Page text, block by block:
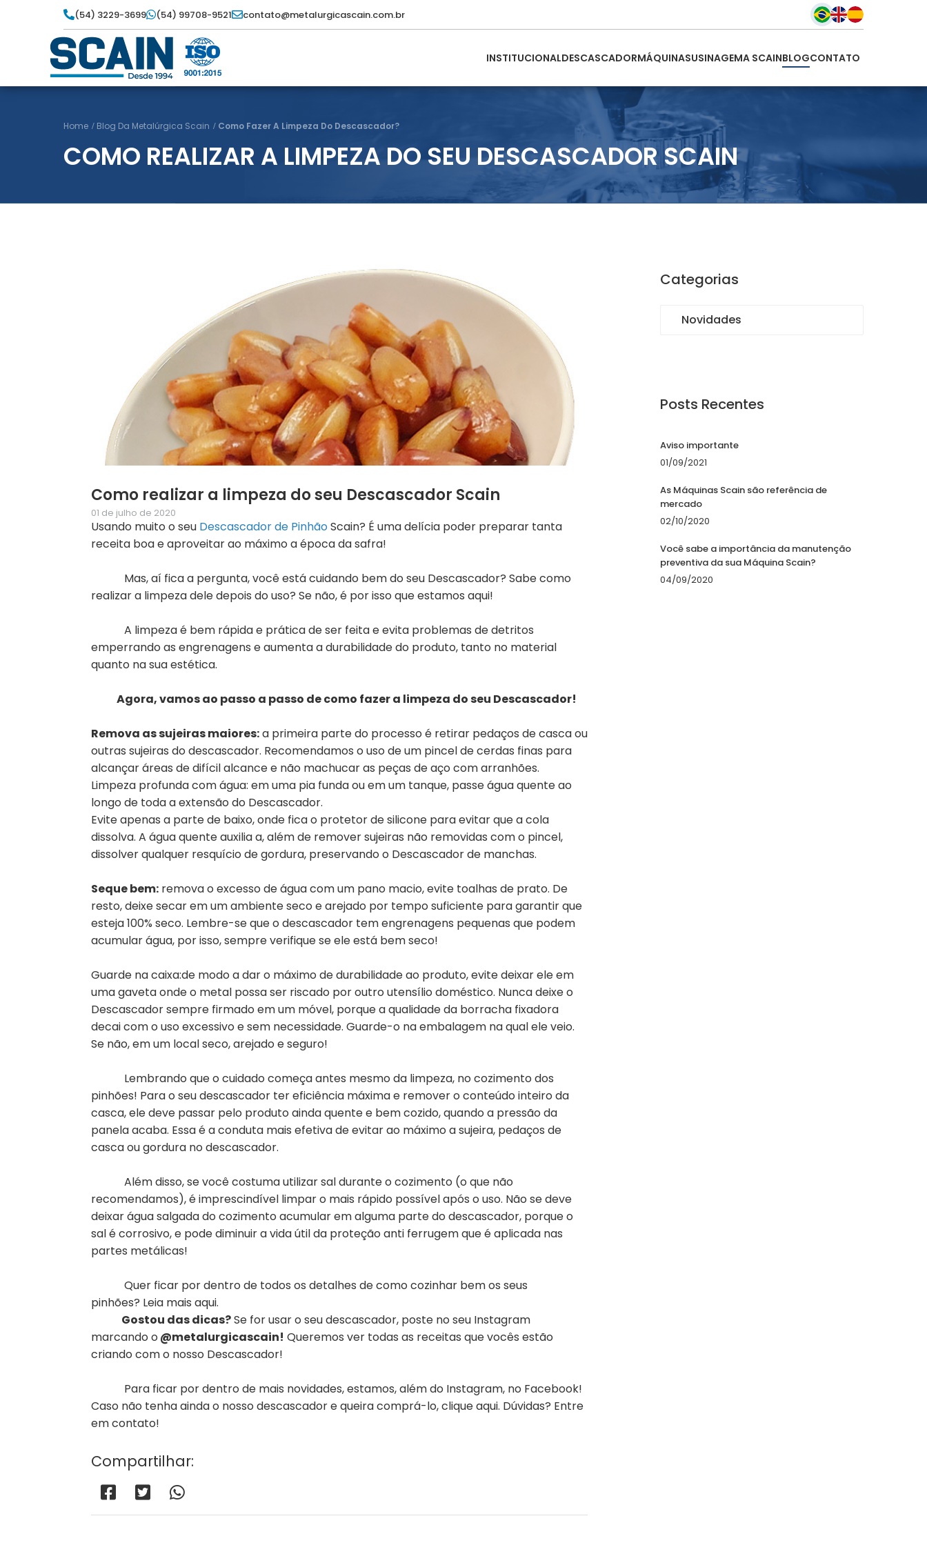
(54) 3229-3699 (54) 99708-9521 contato@metalurgicascain.com.br
INSTITUCIONALDESCASCADORMÁQUINASUSINAGEMA SCAINBLOGCONTATO
Home Blog Da Metalúrgica Scain Como Fazer A Limpeza Do Descascador?
COMO REALIZAR A LIMPEZA DO SEU DESCASCADOR SCAIN
Como realizar a limpeza do seu Descascador Scain
01 de julho de 2020
Usando muito o seu Descascador de PinhãoScain? É uma delícia poder preparar tanta
receita boa e aproveitar ao máximo a época da safra!
Mas, aí fica a pergunta, você está cuidando bem do seu Descascador? Sabe como
realizar a limpeza dele depois do uso? Se não, é por isso que estamos aqui!
A limpeza é bem rápida e prática de ser feita e evita problemas de detritos
emperrando as engrenagens e aumenta a durabilidade do produto, tanto no material
quanto na sua estética.
Agora, vamos ao passo a passo de como fazer a limpeza do seu Descascador!
Remova as sujeiras maiores:a primeira parte do processo é retirar pedaços de casca ou
outras sujeiras do descascador. Recomendamos o uso de um pincel de cerdas finas para
alcançar áreas de difícil alcance e não machucar as peças de aço com arranhões.
Limpeza profunda com água: em uma pia funda ou em um tanque, passe água quente ao
longo de toda a extensão do Descascador.
Evite apenas a parte de baixo, onde fica o protetor de silicone para evitar que a cola
dissolva. A água quente auxilia a, além de remover sujeiras não removidas com o pincel,
dissolver qualquer resquício de gordura, preservando o Descascador de manchas.
Seque bem: remova o excesso de água com um pano macio, evite toalhas de prato. De
resto, deixe secar em um ambiente seco e arejado por tempo suficiente para garantir que
esteja 100% seco. Lembre-se que o descascador tem engrenagens pequenas que podem
acumular água, por isso, sempre verifique se ele está bem seco!
Guarde na caixa:de modo a dar o máximo de durabilidade ao produto, evite deixar ele em
uma gaveta onde o metal possa ser riscado por outro utensílio doméstico. Nunca deixe o
Descascador sempre firmado em um móvel, porque a qualidade da borracha fixadora
decai com o uso excessivo e sem necessidade. Guarde-o na embalagem na qual ele veio.
Se não, em um local seco, arejado e seguro!
Lembrando que o cuidado começa antes mesmo da limpeza, no cozimento dos
pinhões! Para o seu descascador ter eficiência máxima e remover o conteúdo inteiro da
casca, ele deve passar pelo produto ainda quente e bem cozido, quando a pressão da
panela acaba. Essa é a conduta mais efetiva de evitar ao máximo a sujeira, pedaços de
casca ou gordura no descascador.
Além disso, se você costuma utilizar sal durante o cozimento (o que não
recomendamos), é imprescindível limpar o mais rápido possível após o uso. Não se deve
deixar água salgada do cozimento acumular em alguma parte do descascador, porque o
sal é corrosivo, e pode diminuir a vida útil da proteção anti ferrugem que é aplicada nas
partes metálicas!
Quer ficar por dentro de todos os detalhes de como cozinhar bem os seus
pinhões? Leia mais aqui.
Gostou das dicas?Se for usar o seu descascador, poste no seu Instagram
marcando o @metalurgicascain! Queremos ver todas as receitas que vocês estão
criando com o nosso Descascador!
Para ficar por dentro de mais novidades, estamos, além do Instagram, no Facebook!
Caso não tenha ainda o nosso descascador e queira comprá-lo, clique aqui. Dúvidas? Entre
em contato!
Compartilhar:
Categorias
Novidades
Posts Recentes
Aviso importante
01/09/2021
As Máquinas Scain são referência de
mercado
02/10/2020
Você sabe a importância da manutenção
preventiva da sua Máquina Scain?
04/09/2020